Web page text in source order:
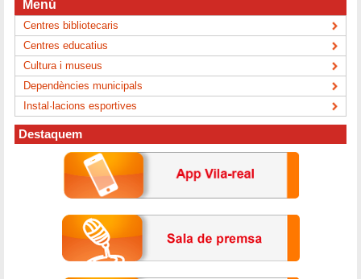
Menú
Centres bibliotecaris
Centres educatius
Cultura i museus
Dependències municipals
Instal·lacions esportives
Destaquem